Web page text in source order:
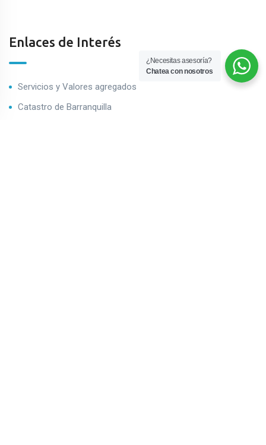
Enlaces de Interés
Servicios y Valores agregados
Catastro de Barranquilla
¿Necesitas asesoría?
Chatea con nosotros